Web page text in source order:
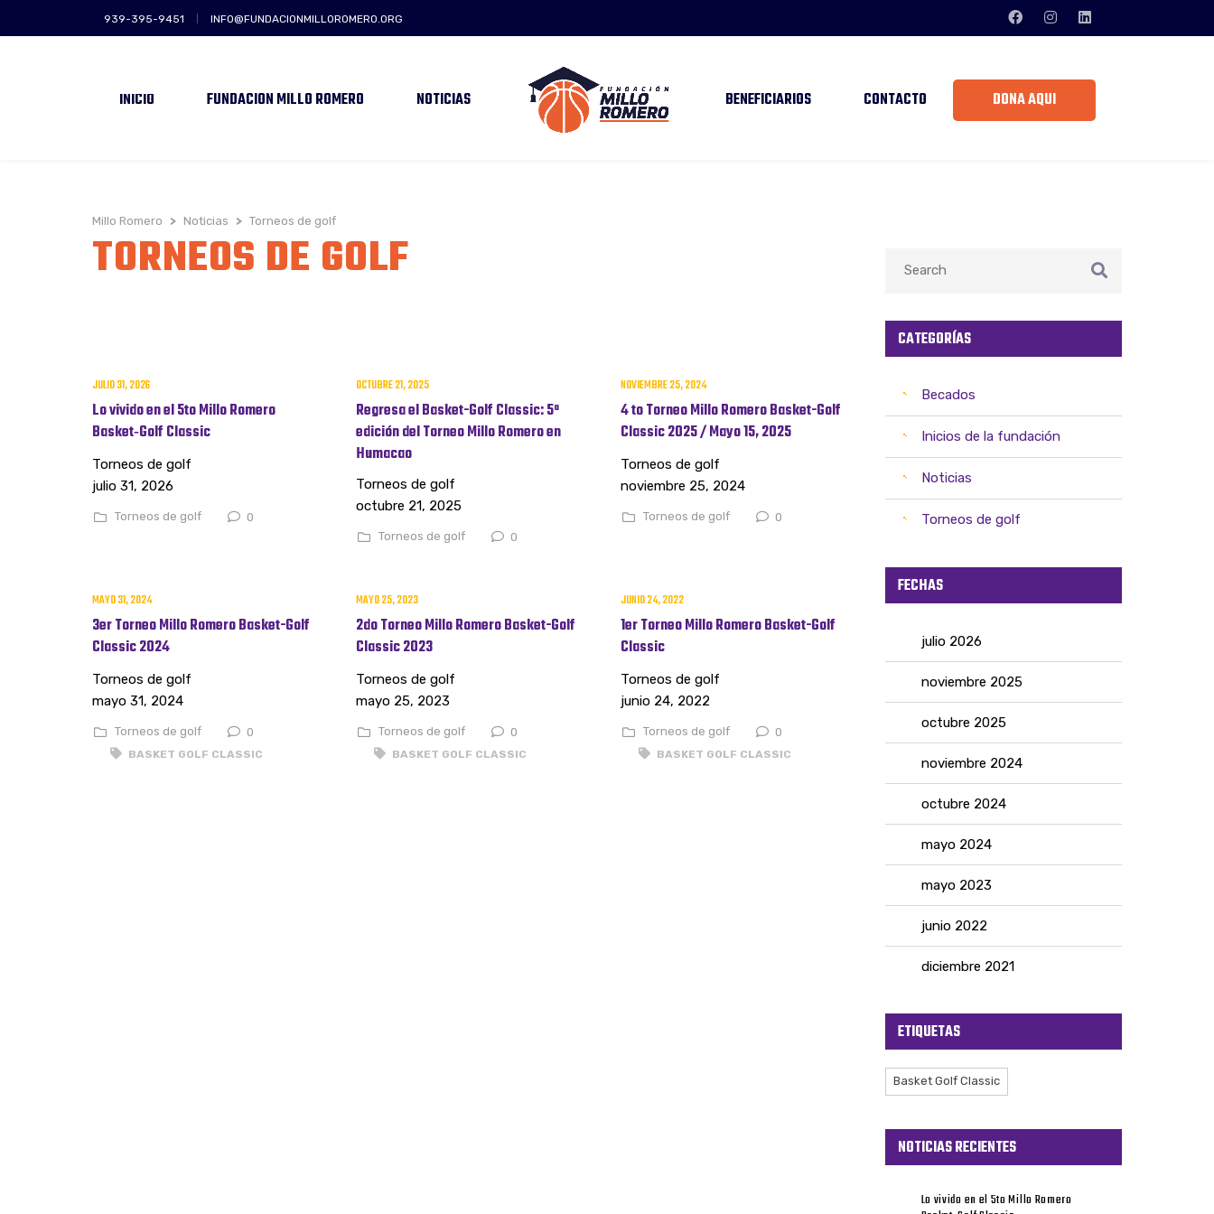
939-395-9451 INFO@FUNDACIONMILLOROMERO.ORG
INICIO FUNDACIÓN MILLO ROMERO NOTICIAS BENEFICIARIOS CONTACTO DONA AQUÍ
Millo Romero > Noticias > Torneos de golf
TORNEOS DE GOLF
JULIO 31, 2026
Lo vivido en el 5to Millo Romero
Basket‑Golf Classic
Torneos de golf
julio 31, 2026
Torneos de golf 0
OCTUBRE 21, 2025
Regresa el Basket-Golf Classic: 5ª
edición del Torneo Millo Romero en
Humacao
Torneos de golf
octubre 21, 2025
Torneos de golf 0
NOVIEMBRE 25, 2024
4 to Torneo Millo Romero Basket-Golf
Classic 2025 / Mayo 15, 2025
Torneos de golf
noviembre 25, 2024
Torneos de golf 0
MAYO 31, 2024
3er Torneo Millo Romero Basket-Golf
Classic 2024
Torneos de golf
mayo 31, 2024
Torneos de golf 0
BASKET GOLF CLASSIC
MAYO 25, 2023
2do Torneo Millo Romero Basket-Golf
Classic 2023
Torneos de golf
mayo 25, 2023
Torneos de golf 0
BASKET GOLF CLASSIC
JUNIO 24, 2022
1er Torneo Millo Romero Basket-Golf
Classic
Torneos de golf
junio 24, 2022
Torneos de golf 0
BASKET GOLF CLASSIC
CATEGORÍAS
Becados
Inicios de la fundación
Noticias
Torneos de golf
FECHAS
julio 2026
noviembre 2025
octubre 2025
noviembre 2024
octubre 2024
mayo 2024
mayo 2023
junio 2022
diciembre 2021
ETIQUETAS
Basket Golf Classic
NOTICIAS RECIENTES
Lo vivido en el 5to Millo Romero